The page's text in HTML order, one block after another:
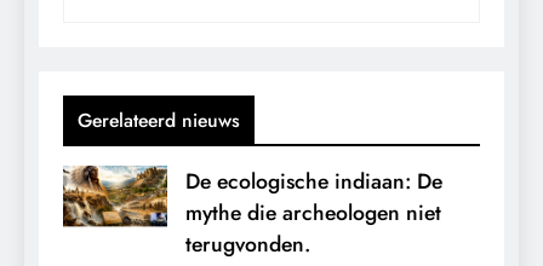
Gerelateerd nieuws
De ecologische indiaan: De
mythe die archeologen niet
terugvonden.